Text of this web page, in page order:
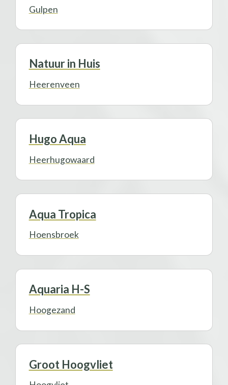
Gulpen
Natuur in Huis
Heerenveen
Hugo Aqua
Heerhugowaard
Aqua Tropica
Hoensbroek
Aquaria H-S
Hoogezand
Groot Hoogvliet